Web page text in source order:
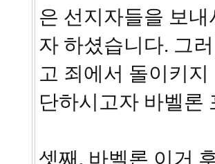
은 선지자들을 보
자 하셨습니다. 그
고 죄에서 돌이키
단하시고자 바벨론
셋째, 바벨론 이거